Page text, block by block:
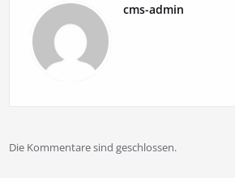
cms-admin
Die Kommentare sind geschlossen.